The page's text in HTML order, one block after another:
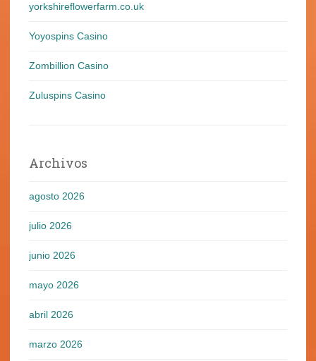
yorkshireflowerfarm.co.uk
Yoyospins Casino
Zombillion Casino
Zuluspins Casino
Archivos
agosto 2026
julio 2026
junio 2026
mayo 2026
abril 2026
marzo 2026